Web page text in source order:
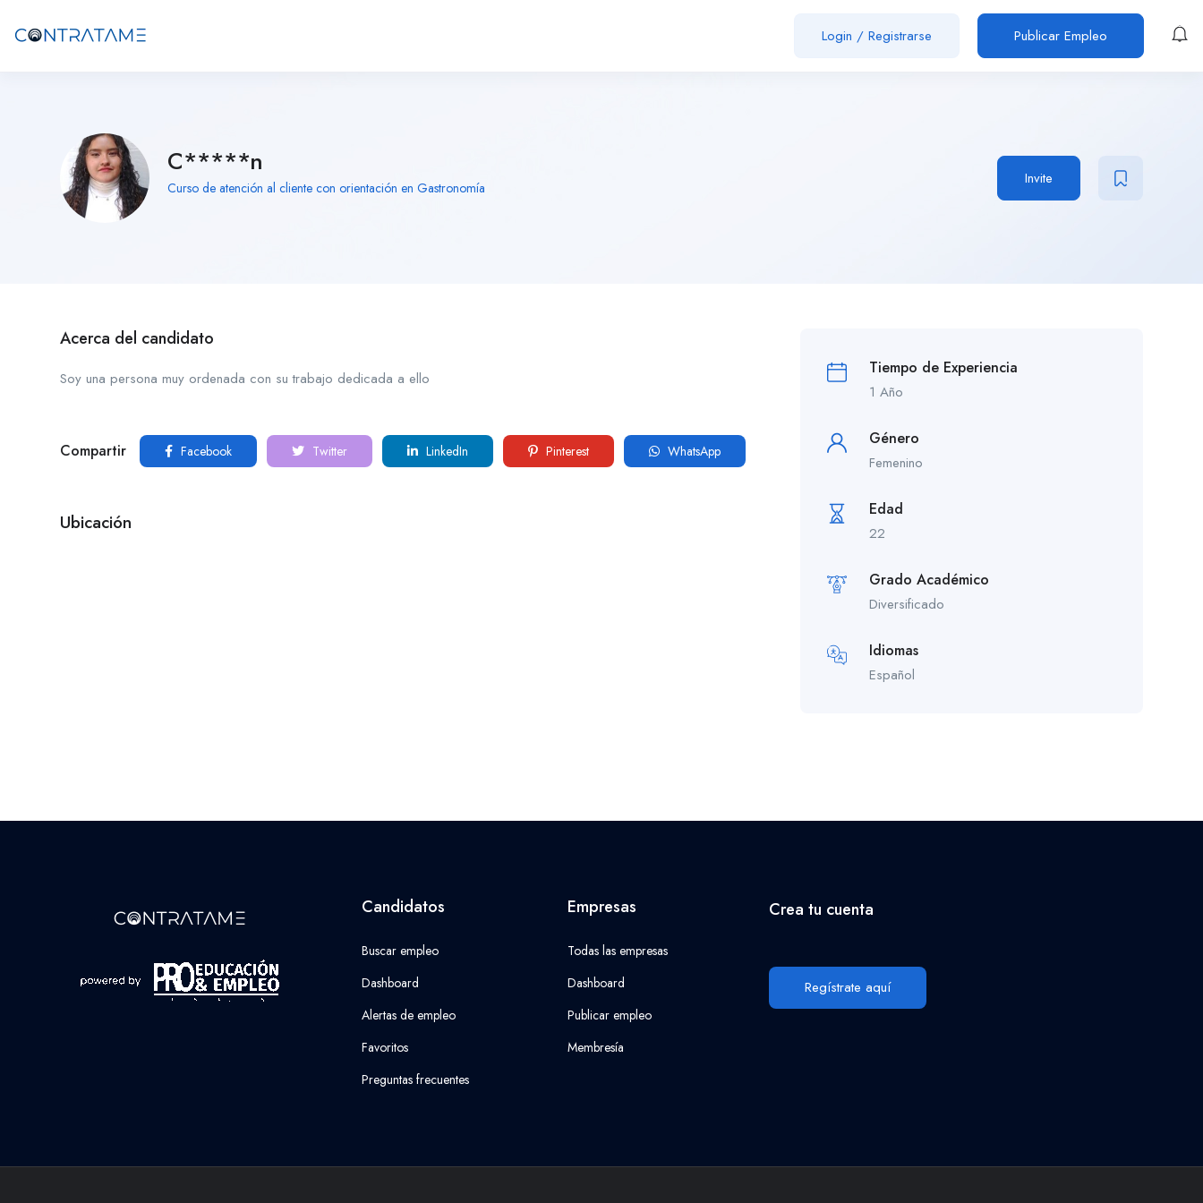
Login / Registrarse Publicar Empleo
C*****n
Curso de atención al cliente con orientación en Gastronomía Invite
Acerca del candidato
Soy una persona muy ordenada con su trabajo dedicada a ello
Compartir Facebook Twitter LinkedIn Pinterest WhatsApp
Ubicación
Tiempo de Experiencia
1 Año
Género
Femenino
Edad
22
Grado Académico
Diversificado
Idiomas
Español
Candidatos
Buscar empleo
Dashboard
Alertas de empleo
Favoritos
Preguntas frecuentes
Empresas
Todas las empresas
Dashboard
Publicar empleo
Membresía
Crea tu cuenta
Regístrate aquí